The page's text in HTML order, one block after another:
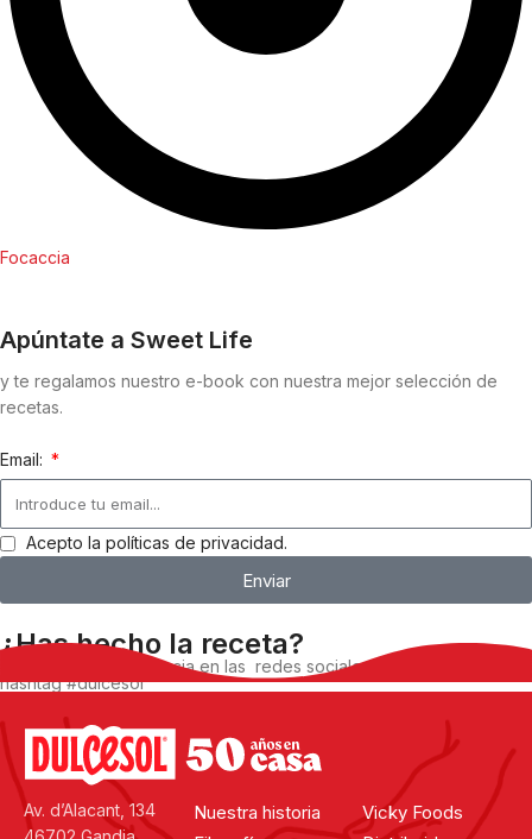
Focaccia
Apúntate a Sweet Life
y te regalamos nuestro e-book con nuestra mejor selección de
recetas.
Email:
Acepto la políticas de privacidad.
Enviar
¿Has hecho la receta?
Comparte tu experiencia en las redes sociales, utilizando el
hashtag #dulcesol
@dulcesol
Av. d’Alacant, 134
Nuestra historia
Vicky Foods